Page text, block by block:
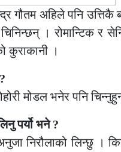
गौतम अहिले पनि
। रोमान्टिक र
कुराकानी ।
मोडल भनेर पनि
पर्यो भने ?
निरौलाको लिन्छु ।